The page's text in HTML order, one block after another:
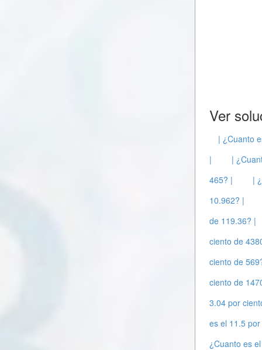
Ver
| ¿Cuanto
|
|
465? |
|
10.962? |
de 119.36? |
ciento de
ciento de
ciento de
3.04 por
es el 11.5
¿Cuanto es